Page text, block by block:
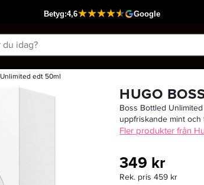
edt 50ml
Passar din varukorg
HUGO
Boss Bottled
uppfriskande mint och
Fler produkter från
349 kr
Rek. pris 459 kr